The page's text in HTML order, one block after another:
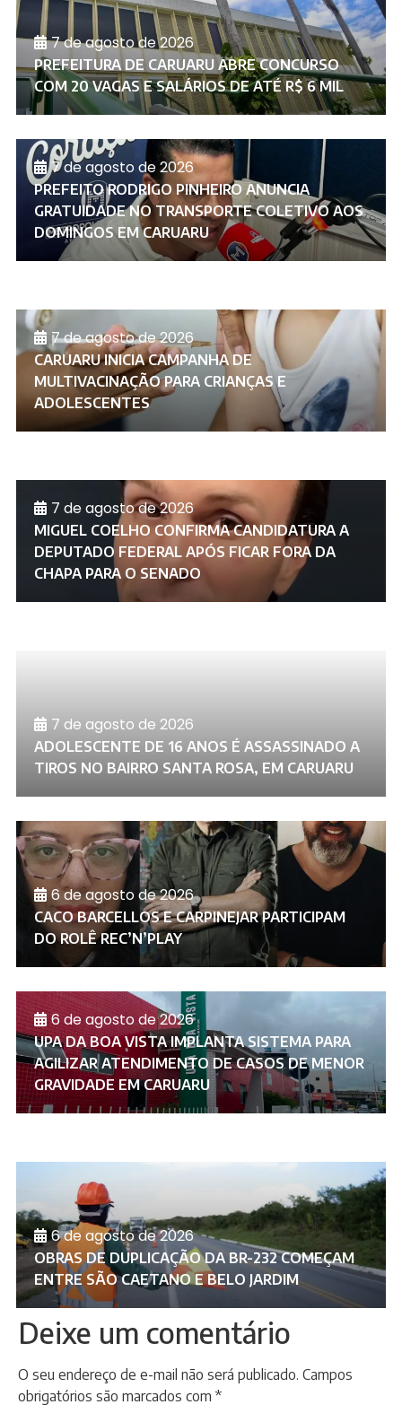
7 de agosto de 2026
PREFEITURA DE CARUARU ABRE CONCURSO
COM 20 VAGAS E SALÁRIOS DE ATÉ R$ 6 MIL
7 de agosto de 2026
PREFEITO RODRIGO PINHEIRO ANUNCIA
GRATUIDADE NO TRANSPORTE COLETIVO AOS
DOMINGOS EM CARUARU
7 de agosto de 2026
CARUARU INICIA CAMPANHA DE
MULTIVACINAÇÃO PARA CRIANÇAS E
ADOLESCENTES
7 de agosto de 2026
MIGUEL COELHO CONFIRMA CANDIDATURA A
DEPUTADO FEDERAL APÓS FICAR FORA DA
CHAPA PARA O SENADO
7 de agosto de 2026
ADOLESCENTE DE 16 ANOS É ASSASSINADO A
TIROS NO BAIRRO SANTA ROSA, EM CARUARU
6 de agosto de 2026
CACO BARCELLOS E CARPINEJAR PARTICIPAM
DO ROLÊ REC’N’PLAY
6 de agosto de 2026
UPA DA BOA VISTA IMPLANTA SISTEMA PARA
AGILIZAR ATENDIMENTO DE CASOS DE MENOR
GRAVIDADE EM CARUARU
6 de agosto de 2026
OBRAS DE DUPLICAÇÃO DA BR-232 COMEÇAM
ENTRE SÃO CAETANO E BELO JARDIM
Deixe um comentário
O seu endereço de e-mail não será publicado. Campos
obrigatórios são marcados com *